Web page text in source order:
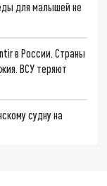
для малышей не
в России. Страны
ВСУ теряют
судну на